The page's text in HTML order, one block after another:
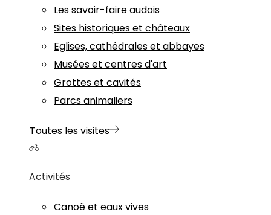
Les savoir-faire audois
Sites historiques et châteaux
Eglises, cathédrales et abbayes
Musées et centres d'art
Grottes et cavités
Parcs animaliers
Toutes les visites
Activités
Canoë et eaux vives